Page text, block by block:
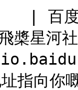
| 百度
槳星河
指向你